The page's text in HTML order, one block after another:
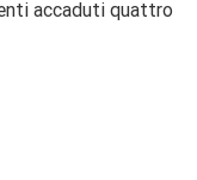
accaduti quattro